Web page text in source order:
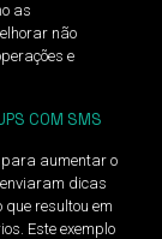
as
não
e
COM SMS
aumentar o
dicas
resultou em
Este exemplo